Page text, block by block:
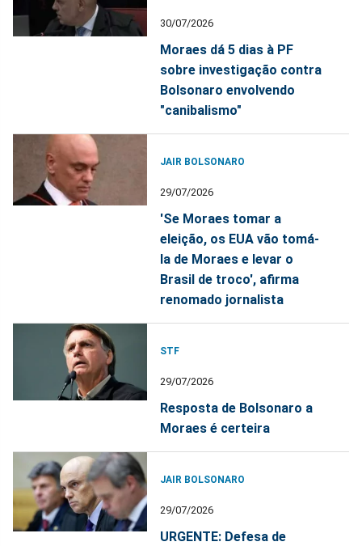
30/07/2026
Moraes dá 5 dias à PF
sobre investigação contra
Bolsonaro envolvendo
"canibalismo"
JAIR BOLSONARO
29/07/2026
'Se Moraes tomar a
eleição, os EUA vão tomá-
la de Moraes e levar o
Brasil de troco', afirma
renomado jornalista
STF
29/07/2026
Resposta de Bolsonaro a
Moraes é certeira
JAIR BOLSONARO
29/07/2026
URGENTE: Defesa de